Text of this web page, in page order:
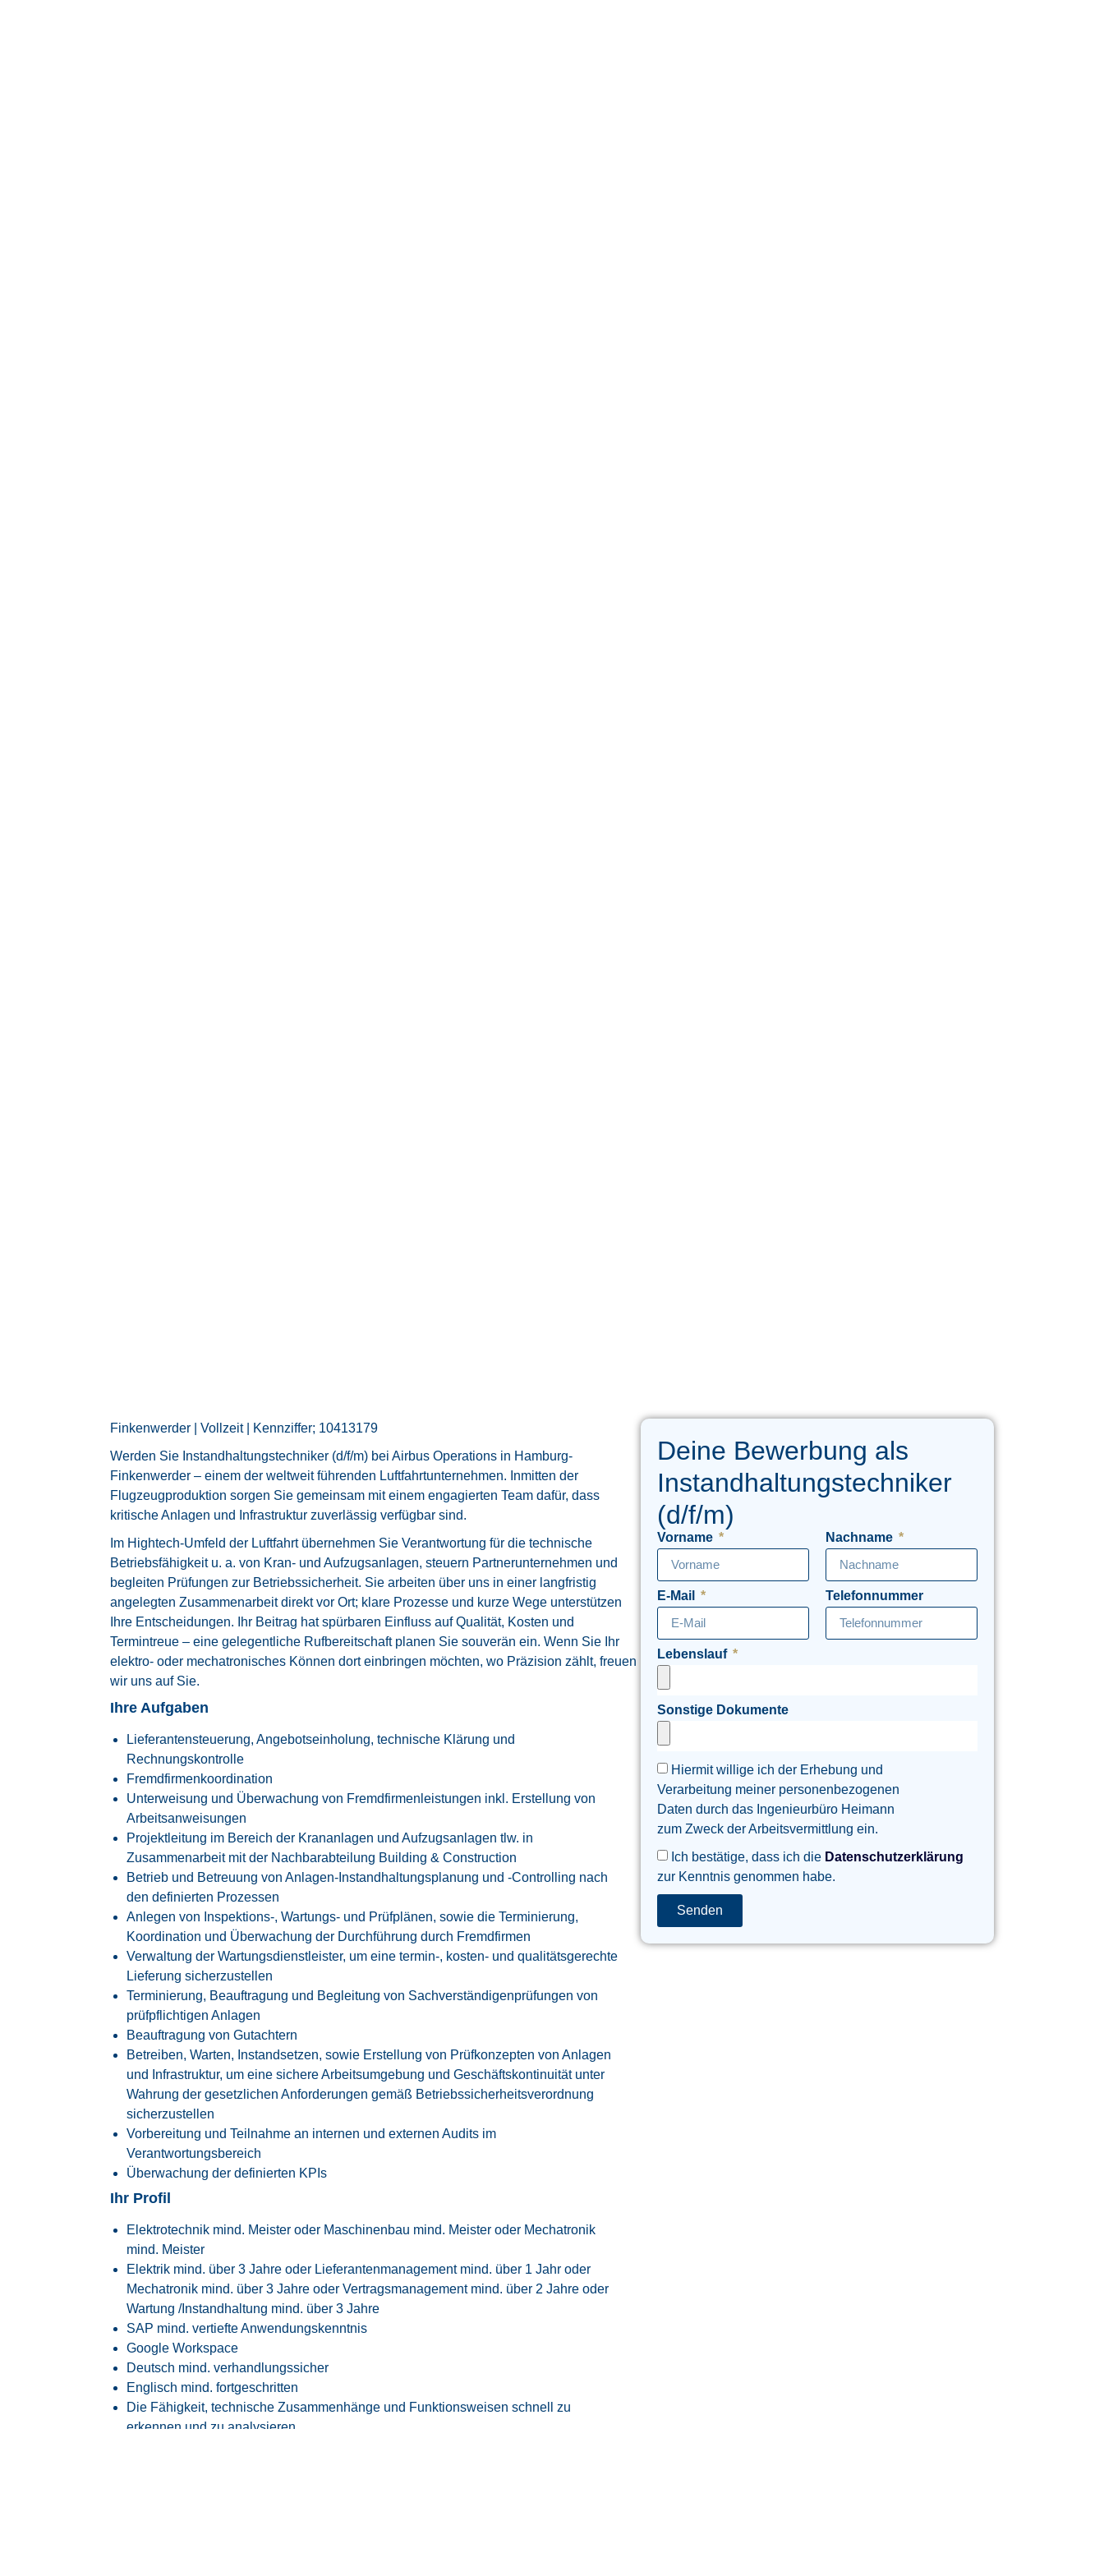
Finkenwerder | Vollzeit | Kennziffer; 10413179
Werden Sie Instandhaltungstechniker (d/f/m) bei Airbus Operations in Hamburg-
Finkenwerder – einem der weltweit führenden Luftfahrtunternehmen. Inmitten der
Flugzeugproduktion sorgen Sie gemeinsam mit einem engagierten Team dafür, dass
kritische Anlagen und Infrastruktur zuverlässig verfügbar sind.
Im Hightech-Umfeld der Luftfahrt übernehmen Sie Verantwortung für die technische
Betriebsfähigkeit u. a. von Kran- und Aufzugsanlagen, steuern Partnerunternehmen und
begleiten Prüfungen zur Betriebssicherheit. Sie arbeiten über uns in einer langfristig
angelegten Zusammenarbeit direkt vor Ort; klare Prozesse und kurze Wege unterstützen
Ihre Entscheidungen. Ihr Beitrag hat spürbaren Einfluss auf Qualität, Kosten und
Termintreue – eine gelegentliche Rufbereitschaft planen Sie souverän ein. Wenn Sie Ihr
elektro- oder mechatronisches Können dort einbringen möchten, wo Präzision zählt, freuen
wir uns auf Sie.
Ihre Aufgaben
Lieferantensteuerung, Angebotseinholung, technische Klärung und
Rechnungskontrolle
Fremdfirmenkoordination
Unterweisung und Überwachung von Fremdfirmenleistungen inkl. Erstellung von
Arbeitsanweisungen
Projektleitung im Bereich der Krananlagen und Aufzugsanlagen tlw. in
Zusammenarbeit mit der Nachbarabteilung Building & Construction
Betrieb und Betreuung von Anlagen-Instandhaltungsplanung und -Controlling nach
den definierten Prozessen
Anlegen von Inspektions-, Wartungs- und Prüfplänen, sowie die Terminierung,
Koordination und Überwachung der Durchführung durch Fremdfirmen
Verwaltung der Wartungsdienstleister, um eine termin-, kosten- und qualitätsgerechte
Lieferung sicherzustellen
Terminierung, Beauftragung und Begleitung von Sachverständigenprüfungen von
prüfpflichtigen Anlagen
Beauftragung von Gutachtern
Betreiben, Warten, Instandsetzen, sowie Erstellung von Prüfkonzepten von Anlagen
und Infrastruktur, um eine sichere Arbeitsumgebung und Geschäftskontinuität unter
Wahrung der gesetzlichen Anforderungen gemäß Betriebssicherheitsverordnung
sicherzustellen
Vorbereitung und Teilnahme an internen und externen Audits im
Verantwortungsbereich
Überwachung der definierten KPIs
Ihr Profil
Elektrotechnik mind. Meister oder Maschinenbau mind. Meister oder Mechatronik
mind. Meister
Elektrik mind. über 3 Jahre oder Lieferantenmanagement mind. über 1 Jahr oder
Mechatronik mind. über 3 Jahre oder Vertragsmanagement mind. über 2 Jahre oder
Wartung /Instandhaltung mind. über 3 Jahre
SAP mind. vertiefte Anwendungskenntnis
Google Workspace
Deutsch mind. verhandlungssicher
Englisch mind. fortgeschritten
Die Fähigkeit, technische Zusammenhänge und Funktionsweisen schnell zu
erkennen und zu analysieren
Deine Bewerbung als
Instandhaltungstechniker
(d/f/m)
Vorname Nachname
E-Mail Telefonnummer
Lebenslauf
Sonstige Dokumente
Hiermit willige ich der Erhebung und
Verarbeitung meiner personenbezogenen
Daten durch das Ingenieurbüro Heimann
zum Zweck der Arbeitsvermittlung ein.
Ich bestätige, dass ich die Datenschutzerklärung
zur Kenntnis genommen habe.
Senden